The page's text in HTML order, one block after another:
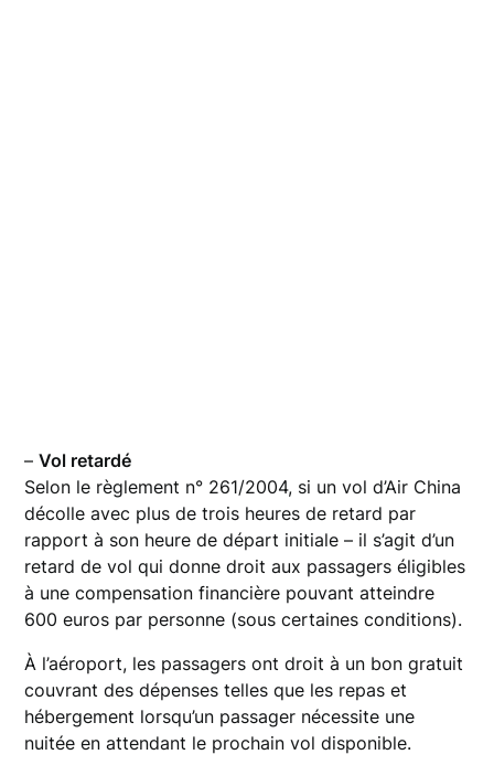
–Vol retardé
Selon le règlement n° 261/2004, si un vol d’Air China
décolle avec plus de trois heures de retard par
rapport à son heure de départ initiale – il s’agit d’un
retard de vol qui donne droit aux passagers éligibles
à une compensation financière pouvant atteindre
600 euros par personne (sous certaines conditions).
À l’aéroport, les passagers ont droit à un bon gratuit
couvrant des dépenses telles que les repas et
hébergement lorsqu’un passager nécessite une
nuitée en attendant le prochain vol disponible.